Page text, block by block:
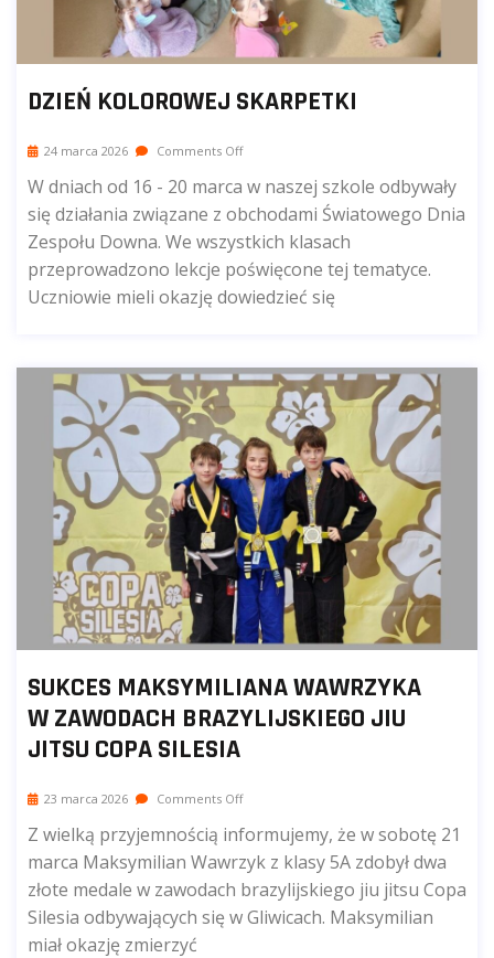
DZIEŃ KOLOROWEJ SKARPETKI
24 marca 2026 Comments Off
W dniach od 16 - 20 marca w naszej szkole odbywały
się działania związane z obchodami Światowego Dnia
Zespołu Downa. We wszystkich klasach
przeprowadzono lekcje poświęcone tej tematyce.
Uczniowie mieli okazję dowiedzieć się
SUKCES MAKSYMILIANA WAWRZYKA
W ZAWODACH BRAZYLIJSKIEGO JIU
JITSU COPA SILESIA
23 marca 2026 Comments Off
Z wielką przyjemnością informujemy, że w sobotę 21
marca Maksymilian Wawrzyk z klasy 5A zdobył dwa
złote medale w zawodach brazylijskiego jiu jitsu Copa
Silesia odbywających się w Gliwicach. Maksymilian
miał okazję zmierzyć